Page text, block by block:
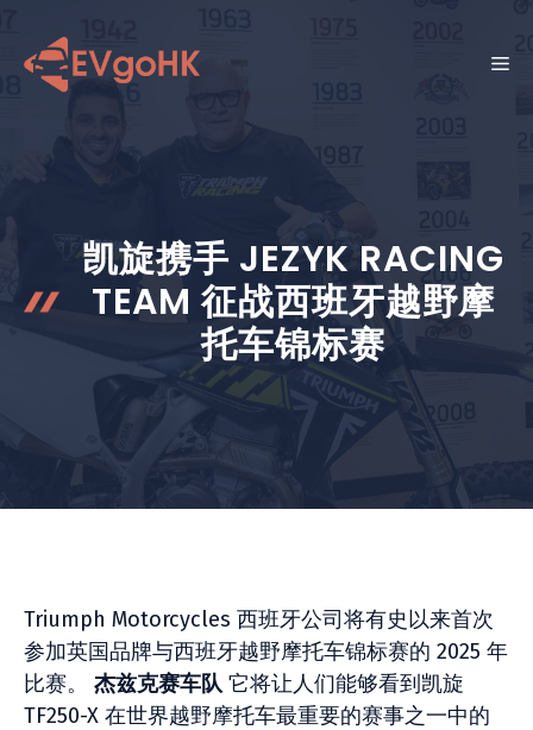
菜
凯旋携手 JEZYK RACING
TEAM 征战西班牙越野摩
托车锦标赛
Triumph Motorcycles 西班牙公司将有史以来首次
参加英国品牌与西班牙越野摩托车锦标赛的 2025 年
比赛。 杰兹克赛车队 它将让人们能够看到凯旋
TF250-X 在世界越野摩托车最重要的赛事之一中的